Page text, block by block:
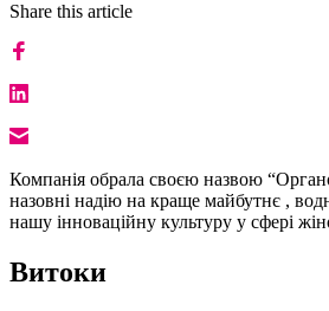
Share this article
Компанія обрала своєю назвою
назовні надію на краще майбутнє ,
нашу інноваційну культуру у сфері
Витоки